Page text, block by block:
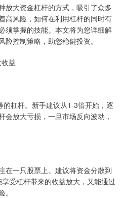
放大资金杠杆的方式，吸引了众多
高风险，如何在利用杠杆的同时有
须掌握的技能。本文将为您详细解
控制策略，助您稳健投资。
益
杠杆。新手建议从1-3倍开始，逐
放大亏损，一旦市场反向波动，
在一只股票上。建议将资金分散到
受杠杆带来的收益放大，又能通过